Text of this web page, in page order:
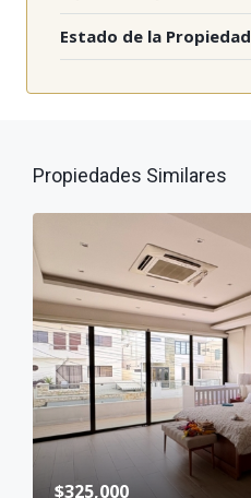
Estado de la Propiedad
Propiedades Similares
$325,000